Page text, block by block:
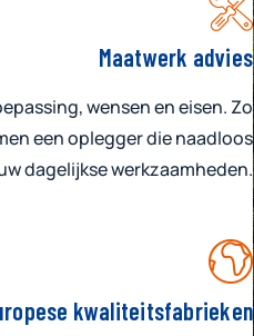
Maatwerk advies
wensen en eisen. Zo
een oplegger die naadloos
dagelijkse werkzaamheden.
kwaliteitsfabrieken